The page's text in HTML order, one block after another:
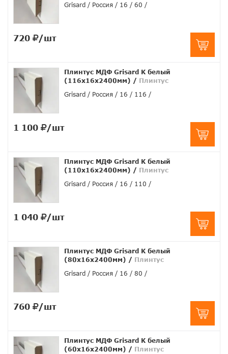
Grisard
Россия 16 60
720 /шт
Плинтус МДФ Grisard K белый
(116x16x2400мм) / Плинтус
Grisard
Россия 16 116
1 100 /шт
Плинтус МДФ Grisard K белый
(110x16x2400мм) / Плинтус
Grisard
Россия 16 110
1 040 /шт
Плинтус МДФ Grisard K белый
(80x16x2400мм) / Плинтус
Grisard
Россия 16 80
760 /шт
Плинтус МДФ Grisard K белый
(60x16x2400мм) / Плинтус